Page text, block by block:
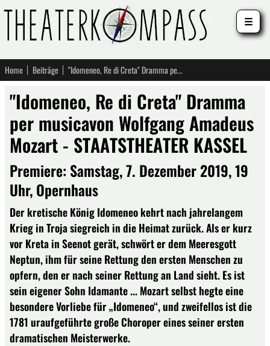
Home Beiträge "Idomeneo, Re di Creta" Dramma per musicavon Wolfgang Amadeus Mozart - STAATSTHEATER KASSEL
"Idomeneo, Re di Creta" Dramma
per musicavon Wolfgang Amadeus
Mozart - STAATSTHEATER KASSEL
Premiere: Samstag, 7. Dezember 2019, 19
Uhr, Opernhaus
Der kretische König Idomeneo kehrt nach jahrelangem
Krieg in Troja siegreich in die Heimat zurück. Als er kurz
vor Kreta in Seenot gerät, schwört er dem Meeresgott
Neptun, ihm für seine Rettung den ersten Menschen zu
opfern, den er nach seiner Rettung an Land sieht. Es ist
sein eigener Sohn Idamante ... Mozart selbst hegte eine
besondere Vorliebe für „Idomeneo“, und zweifellos ist die
1781 uraufgeführte große Choroper eines seiner ersten
dramatischen Meisterwerke.
☰